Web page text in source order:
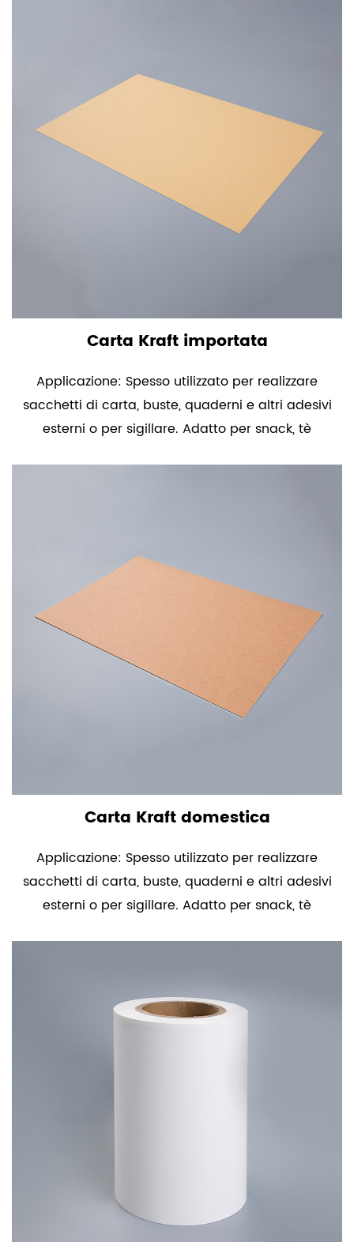
Carta Kraft importata
Applicazione: Spesso utilizzato per realizzare
sacchetti di carta, buste, quaderni e altri adesivi
esterni o per sigillare. Adatto per snack, tè
Carta Kraft domestica
Applicazione: Spesso utilizzato per realizzare
sacchetti di carta, buste, quaderni e altri adesivi
esterni o per sigillare. Adatto per snack, tè